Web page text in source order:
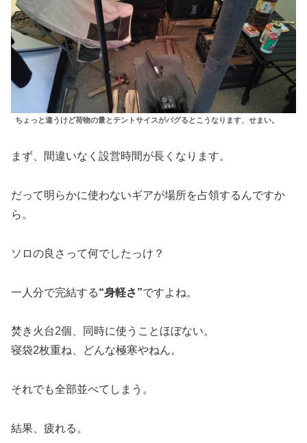
ちょっと違うけど荷物の量とテントサイスがバグるとこうなります、せまい。
まず、間違いなく設営時間が長くなります。
だって明らかに使わないギアが場所を占領するんですか
ら。
ソロの良さって何でしたっけ？
一人分で完結する“身軽さ”ですよね。
焚き火台2個、同時に使うことほぼない。
寝袋2枚重ね、どんな極寒やねん。
それでも全部並べてしまう。
結果、疲れる。